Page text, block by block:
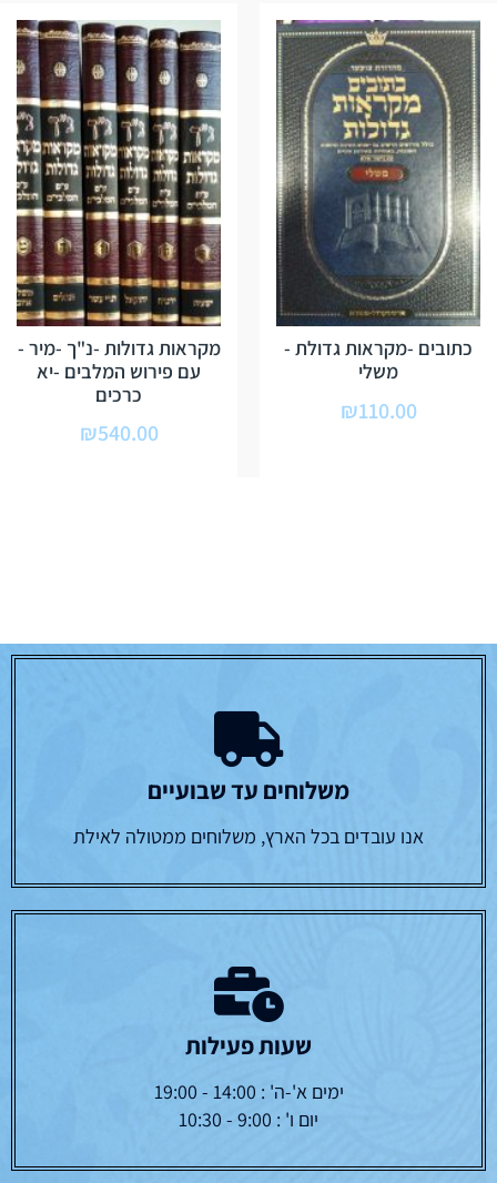
כתובים -מקראות גדולת -
משלי
₪110.00
מקראות גדולות -נ"ך -מיר -
עם פירוש המלבים -יא
כרכים
₪540.00
משלוחים עד שבועיים
אנו עובדים בכל הארץ, משלוחים ממטולה לאילת
שעות פעילות
ימים א'-ה' : 14:00 - 19:00
יום ו' : 9:00 - 10:30